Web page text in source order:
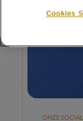
ONZE
Cookies